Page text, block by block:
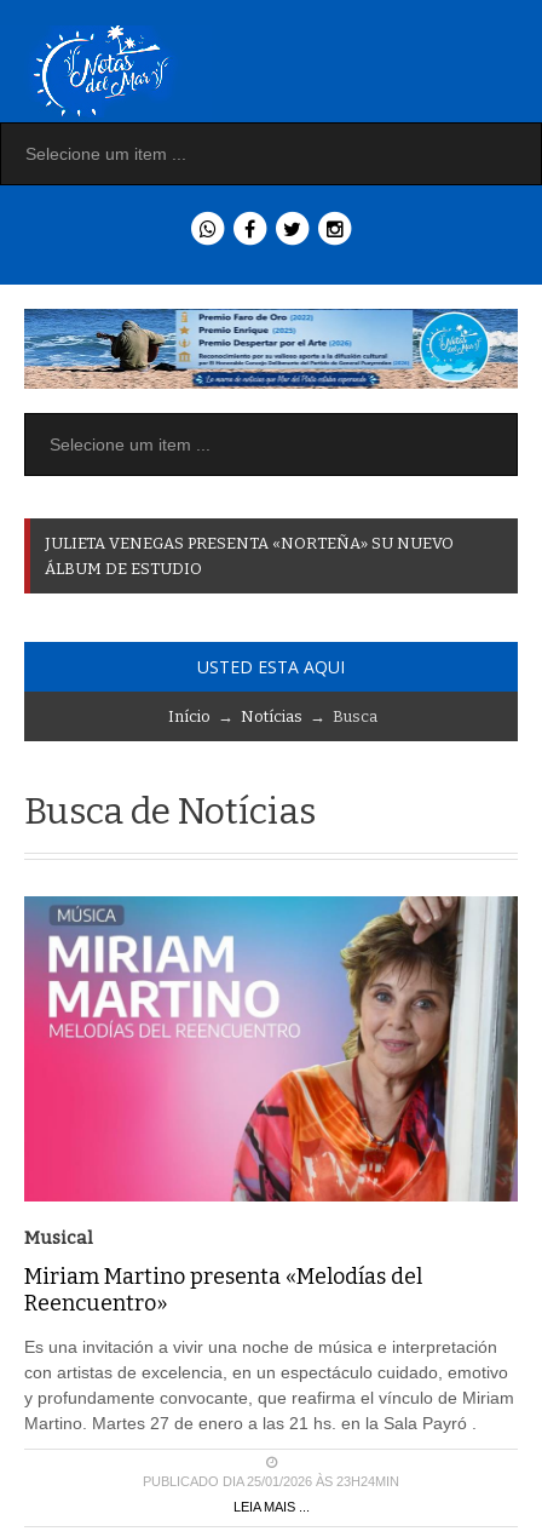
JULIETA VENEGAS PRESENTA «NORTEÑA» SU NUEVO
ÁLBUM DE ESTUDIO
USTED ESTA AQUI
Início → Notícias → Busca
Busca de Notícias
Musical
Miriam Martino presenta «Melodías del
Reencuentro»
Es una invitación a vivir una noche de música e interpretación
con artistas de excelencia, en un espectáculo cuidado, emotivo
y profundamente convocante, que reafirma el vínculo de Miriam
Martino. Martes 27 de enero a las 21 hs. en la Sala Payró .
PUBLICADO DIA 25/01/2026 ÀS 23H24MIN
LEIA MAIS ...